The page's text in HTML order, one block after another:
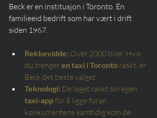
Beck er en institusjon i Toronto. En
familieeid bedrift som har vært i drift
siden 1967.
Rekkevidde: Over 2000 biler. Hvis
du trengeren taxi i Toronto raskt, er
Beck det beste valget.
Teknologi: De laget raskt sin egen
taxi-appfor å ligge foran
konkurrentene samtidig som de